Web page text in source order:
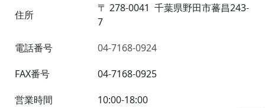
住所 〒 278-0041 千葉県野田市蕃昌243-
7
電話番号
04-7168-0924
FAX番号
04-7168-0925
営業時間
10:00-18:00